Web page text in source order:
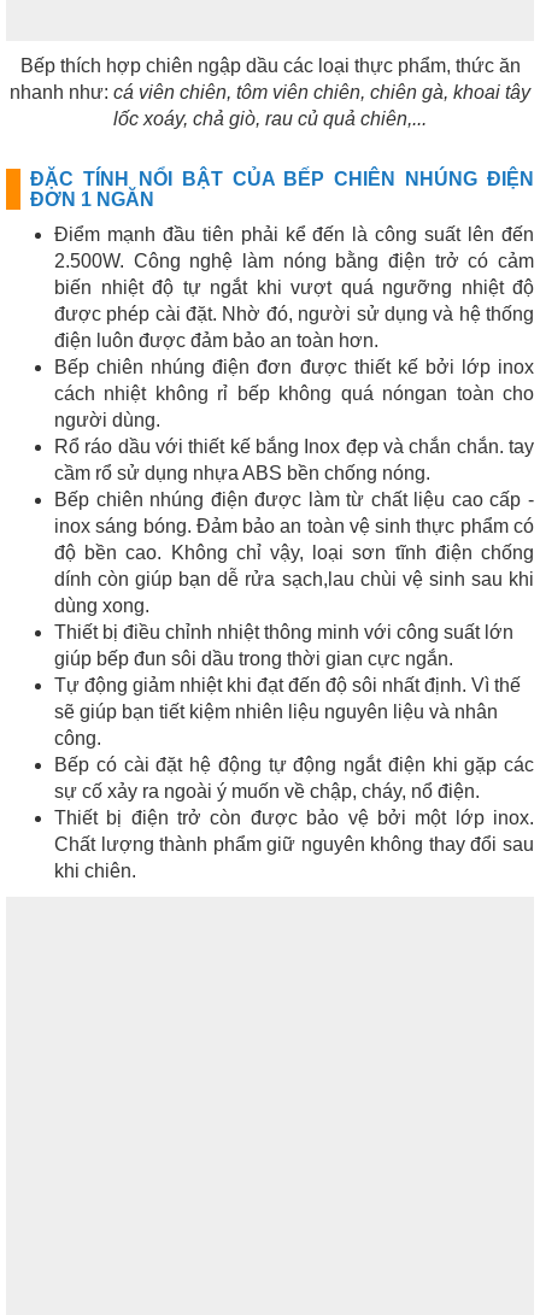
Bếp thích hợp chiên ngập dầu các loại thực phẩm, thức ăn
nhanh như: cá viên chiên, tôm viên chiên, chiên gà, khoai tây
lốc xoáy, chả giò, rau củ quả chiên,...
ĐẶC TÍNH NỔI BẬT CỦA BẾP CHIÊN NHÚNG ĐIỆN
ĐƠN 1 NGĂN
Điểm mạnh đầu tiên phải kể đến là công suất lên đến
2.500W. Công nghệ làm nóng bằng điện trở có cảm
biến nhiệt độ tự ngắt khi vượt quá ngưỡng nhiệt độ
được phép cài đặt. Nhờ đó, người sử dụng và hệ thống
điện luôn được đảm bảo an toàn hơn.
Bếp chiên nhúng điện đơn được thiết kế bởi lớp inox
cách nhiệt không rỉ bếp không quá nóngan toàn cho
người dùng.
Rổ ráo dầu với thiết kế bắng Inox đẹp và chắn chắn. tay
cầm rổ sử dụng nhựa ABS bền chống nóng.
Bếp chiên nhúng điện được làm từ chất liệu cao cấp -
inox sáng bóng. Đảm bảo an toàn vệ sinh thực phẩm có
độ bền cao. Không chỉ vậy, loại sơn tĩnh điện chống
dính còn giúp bạn dễ rửa sạch,lau chùi vệ sinh sau khi
dùng xong.
Thiết bị điều chỉnh nhiệt thông minh với công suất lớn
giúp bếp đun sôi dầu trong thời gian cực ngắn.
Tự động giảm nhiệt khi đạt đến độ sôi nhất định. Vì thế
sẽ giúp bạn tiết kiệm nhiên liệu nguyên liệu và nhân
công.
Bếp có cài đặt hệ động tự động ngắt điện khi gặp các
sự cố xảy ra ngoài ý muốn về chập, cháy, nổ điện.
Thiết bị điện trở còn được bảo vệ bởi một lớp inox.
Chất lượng thành phẩm giữ nguyên không thay đổi sau
khi chiên.